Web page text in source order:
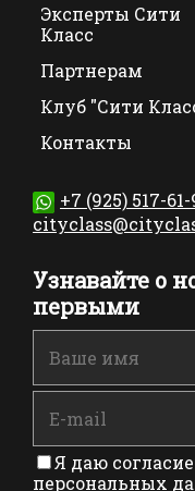
Эксперты Сити
Класс
Партнерам
Клуб "Сити
Контакты
+7 (925) 517-61-
Узнавайте о
первыми
Я даю
персональных